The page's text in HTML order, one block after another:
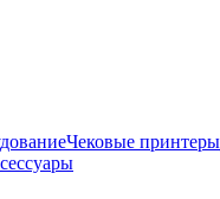
Чековые принтеры